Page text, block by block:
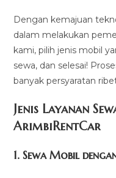
Dengan kemajuan
dalam melakukan
kami, pilih jenis mobil
sewa, dan selesai!
banyak persyaratan
Jenis Layanan
ArimbiRentCar
1.Sewa Mobil